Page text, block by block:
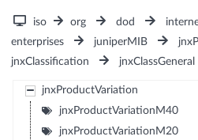
iso org dod
enterprises
juniperMIB
jnxClassification
jnxClassGeneral
jnxProductVariation
jnxProductVariationM40
jnxProductVariationM20